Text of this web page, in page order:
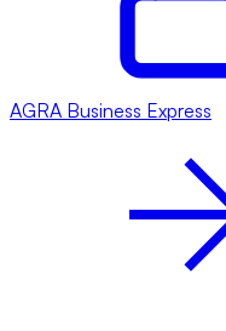
AGRA Business Express